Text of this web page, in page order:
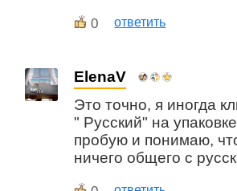
0 ответить
ElenaV
Это точно, я иногда
" Русский" на
пробую и понимаю,
ничего общего с